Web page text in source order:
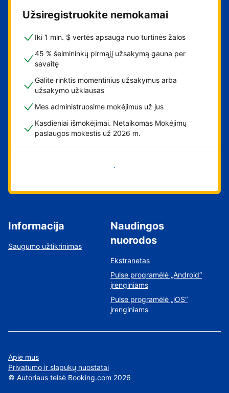
Užsiregistruokite nemokamai
Iki 1 mln. $ vertės apsauga nuo turtinės žalos
45 % šeimininkų pirmąjį užsakymą gauna per
savaitę
Galite rinktis momentinius užsakymus arba
užsakymo užklausas
Mes administruosime mokėjimus už jus
Kasdieniai išmokėjimai. Netaikomas Mokėjimų
paslaugos mokestis už 2026 m.
Pradėti
Informacija
Saugumo užtikrinimas
Naudingos
nuorodos
Ekstranetas
Pulse programėlė „Android“
įrenginiams
Pulse programėlė „iOS“
įrenginiams
Apie mus
Privatumo ir slapukų nuostatai
© Autoriaus teisė Booking.com 2026